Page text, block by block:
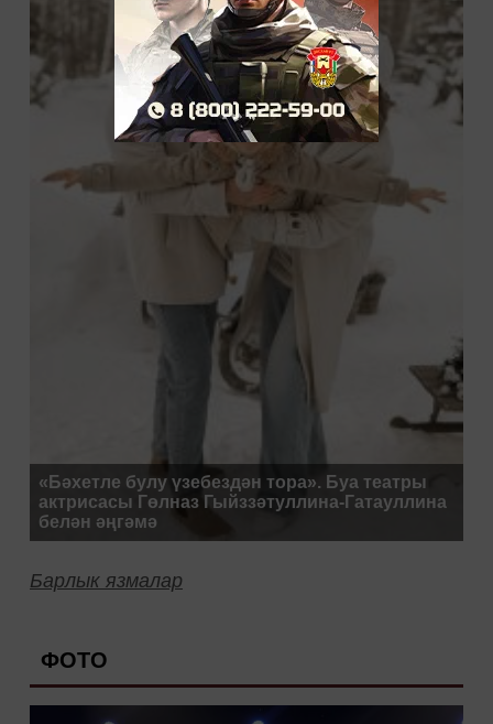
«Бәхетле булу үзебездән тора». Буа театры
актрисасы Гөлназ Гыйззәтуллина-Гатауллина
белән әңгәмә
Барлык язмалар
ФОТО